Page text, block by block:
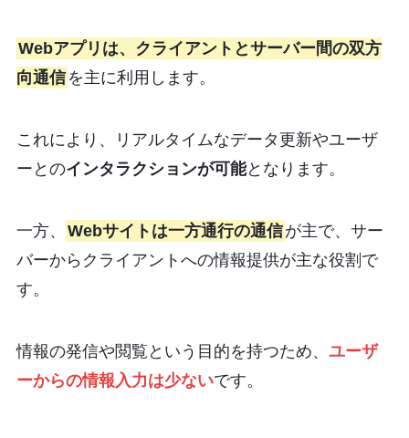
Webアプリは、クライアントとサーバー間の双方
向通信 を主に利用します。
これにより、リアルタイムなデータ更新やユーザ
ーとのインタラクションが可能となります。
一方、 Webサイトは一方通行の通信が主で、サー
バーからクライアントへの情報提供が主な役割で
す。
情報の発信や閲覧という目的を持つため、 ユーザ
ーからの情報入力は少ないです。